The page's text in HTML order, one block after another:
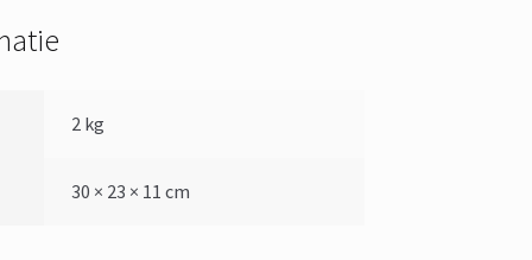
2 kg
30 × 23 × 11 cm